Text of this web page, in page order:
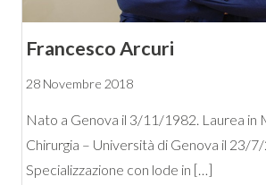
Francesco Arcuri
28 Novembre 2018
Nato a Genova il 3/11/1982. Laurea in
Chirurgia – Università di Genova il 23/
Specializzazione con lode in […]